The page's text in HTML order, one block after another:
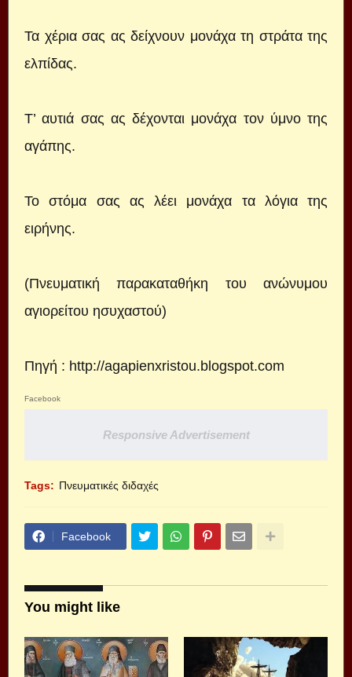
Τα χέρια σας ας δείχνουν μονάχα τη στράτα της
ελπίδας.
Τ’ αυτιά σας ας δέχονται μονάχα τον ύμνο της
αγάπης.
Το στόμα σας ας λέει μονάχα τα λόγια της
ειρήνης.
(Πνευματική παρακαταθήκη του ανώνυμου
αγιορείτου ησυχαστού)
Πηγή : http://agapienxristou.blogspot.com
Facebook
Responsive Advertisement
Tags: Πνευματικές διδαχές
Facebook
You might like